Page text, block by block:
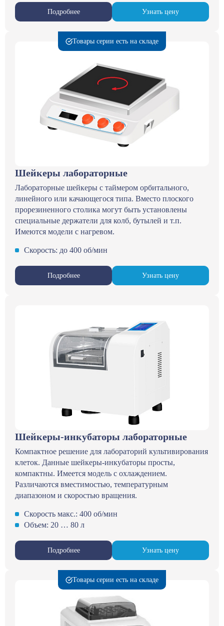
Подробнее Узнать цену
Товары серии есть на складе
Шейкеры лабораторные
Лабораторные шейкеры с таймером орбитального,
линейного или качающегося типа. Вместо плоского
прорезиненного столика могут быть установлены
специальные держатели для колб, бутылей и т.п.
Имеются модели с нагревом.
Скорость: до 400 об/мин
Подробнее Узнать цену
Шейкеры-инкубаторы лабораторные
Компактное решение для лабораторий культивирования
клеток. Данные шейкеры-инкубаторы просты,
компактны. Имеется модель с охлаждением.
Различаются вместимостью, температурным
диапазоном и скоростью вращения.
Скорость макс.: 400 об/мин
Объем: 20 … 80 л
Подробнее Узнать цену
Товары серии есть на складе